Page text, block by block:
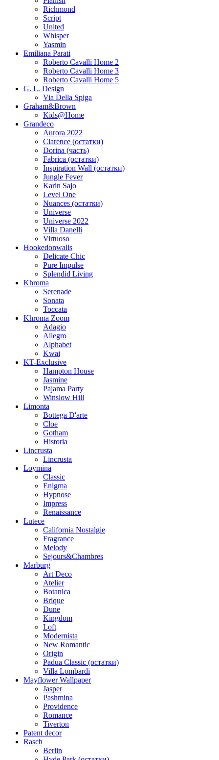
Richmond
Script
United
Whisper
Yasmin
Emiliana Parati
Roberto Cavalli Home 2
Roberto Cavalli Home 3
Roberto Cavalli Home 5
G. L. Design
Via Della Spiga
Graham&Brown
Kids@Home
Grandeco
Aurora 2022
Clarence (остатки)
Dorina (часть)
Fabrica (остатки)
Inspiration Wall (остатки)
Jungle Fever
Karin Sajo
Level One
Nuances (остатки)
Universe
Universe 2022
Villa Danelli
Virtuoso
Hookedonwalls
Delicate Chic
Pure Impulse
Splendid Living
Khroma
Serenade
Sonata
Toccata
Khroma Zoom
Adagio
Allegro
Alphabet
Kwai
KT-Exclusive
Hampton House
Jasmine
Pajama Party
Winslow Hill
Limonta
Bottega D'arte
Cloe
Gotham
Historia
Lincrusta
Lincrusta
Loymina
Classic
Enigma
Hypnose
Impress
Renaissance
Lutece
California Nostalgie
Fragrance
Melody
Sejours&Chambres
Marburg
Art Deco
Atelier
Botanica
Brique
Dune
Kingdom
Loft
Modernista
New Romantic
Origin
Padua Classic (остатки)
Villa Lombardi
Mayflower Wallpaper
Jasper
Pashmina
Providence
Romance
Tiverton
Patent decor
Rasch
Berlin